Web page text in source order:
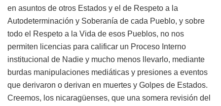
en asuntos de otros Estados y el de Respeto a la
Autodeterminación y Soberanía de cada Pueblo, y sobre
todo el Respeto a la Vida de esos Pueblos, no nos
permiten licencias para calificar un Proceso Interno
institucional de Nadie y mucho menos llevarlo, mediante
burdas manipulaciones mediáticas y presiones a eventos
que derivaron o derivan en muertes y Golpes de Estados.
Creemos, los nicaragüenses, que una somera revisión del